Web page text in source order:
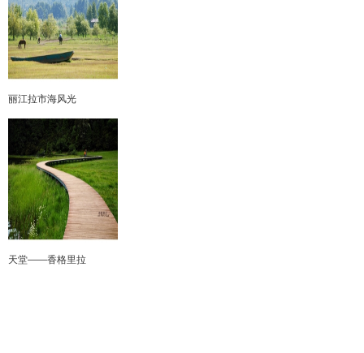
丽江拉市海风光
天堂——香格里拉